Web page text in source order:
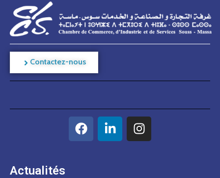
Contactez-nous
Actualités​